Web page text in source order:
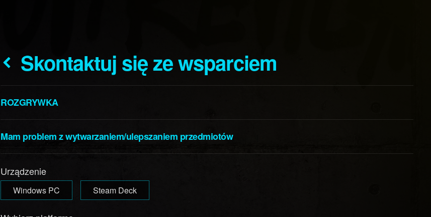
Skontaktuj się ze wsparciem
ROZGRYWKA
Mam problem z wytwarzaniem/ulepszaniem przedmiotów
Urządzenie
Windows PC Steam Deck